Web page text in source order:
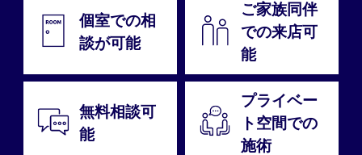
個室での相
談が可能
ご家族同伴
での来店可
能
無料相談可
能
プライベー
ト空間での
施術